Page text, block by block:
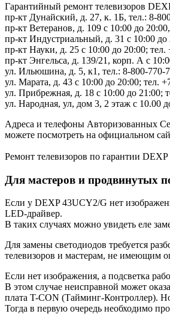
Гарантийный ремонт телевизоров
пр-кт Дунайский, д. 27, к. 1Б, тел.: 8-
пр-кт Ветеранов, д. 109 с 10:00 до
пр-кт Индустриальный, д. 31 с 10:00 до
пр-кт Науки, д. 25 с 10:00 до 20:00; тел.
пр-кт Энгельса, д. 139/21, корп. А с
ул. Ильюшина, д. 5, к1, тел.: 8-800-770-
ул. Марата, д. 43 с 10:00 до 20:00; тел.
ул. Прибрежная, д. 18 с 10:00 до 21:00;
ул. Народная, ул, дом 3, 2 этаж с 10.00
Адреса и телефоны Авторизованных
можете посмотреть на официальном
Ремонт телевизоров по гарантии
Для мастеров и продвинутых
Если у DEXP 43UCY2/G нет
LED-драйвер.
В таких случаях можно увидеть еле
Для замены светодиодов требуется
телевизоров и мастерам, не имеющим
Если нет изображения, а подсветка
В этом случае неисправной может
плата T-CON (Тайминг-Контроллер).
Тогда в первую очередь необходимо